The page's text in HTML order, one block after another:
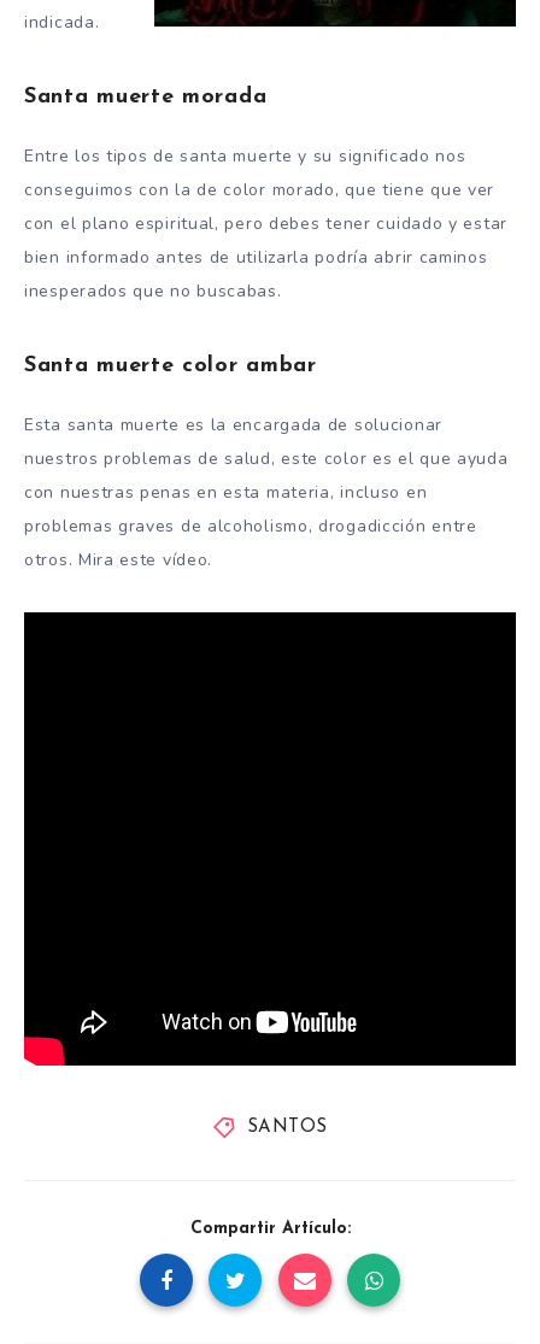
indicada.
Santa muerte morada
Entre los tipos de santa muerte y su significado nos
conseguimos con la de color morado, que tiene que ver
con el plano espiritual, pero debes tener cuidado y estar
bien informado antes de utilizarla podría abrir caminos
inesperados que no buscabas.
Santa muerte color ambar
Esta santa muerte es la encargada de solucionar
nuestros problemas de salud, este color es el que ayuda
con nuestras penas en esta materia, incluso en
problemas graves de alcoholismo, drogadicción entre
otros. Mira este vídeo.
SANTOS
Compartir Artículo: